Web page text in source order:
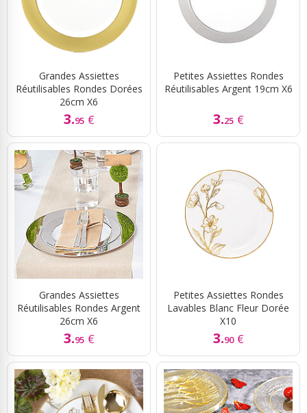
Grandes Assiettes
Réutilisables Rondes Dorées
26cm X6
3.95 €
Petites Assiettes Rondes
Réutilisables Argent 19cm X6
3.25 €
Grandes Assiettes
Réutilisables Rondes Argent
26cm X6
3.95 €
Petites Assiettes Rondes
Lavables Blanc Fleur Dorée
X10
3.90 €